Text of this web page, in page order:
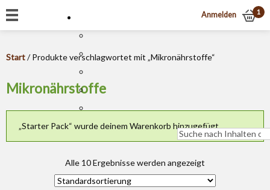
Anmelden 1
Start/ Produkte verschlagwortet mit „Mikronährstoffe“
Mikronährstoffe
„Starter Pack“ wurde deinem Warenkorb hinzugefügt.
Alle 10 Ergebnisse werden angezeigt